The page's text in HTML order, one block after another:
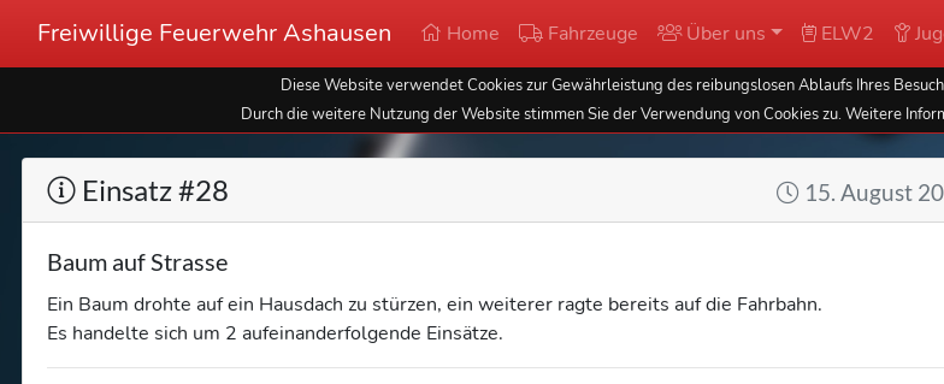
Freiwillige Feuerwehr Ashausen Home Fahrzeuge Über uns ELW2
Diese Website verwendet Cookies zur Gewährleistung des reibungslosen Ablaufs Ihres
Durch die weitere Nutzung der Website stimmen Sie der Verwendung von Cookies zu. Weitere
Einsatz #28 15. August
Baum auf Strasse
Ein Baum drohte auf ein Hausdach zu stürzen, ein weiterer ragte bereits auf die Fahrbahn.
Es handelte sich um 2 aufeinanderfolgende Einsätze.